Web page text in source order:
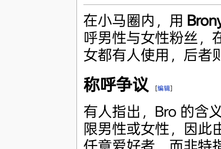
在小马圈内，用
呼男性与女性粉丝，
女都有人使用，后者
称呼争议 [编辑]
有人指出，Bro 的含
限男性或女性，因此